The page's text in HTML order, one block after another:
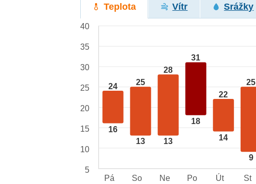
Teplota Vítr Srážky
24
16
25
13
28
13
31
18
22
14
25
9
40
35
30
25
20
15
10
5
Pá
So Ne Po Út St